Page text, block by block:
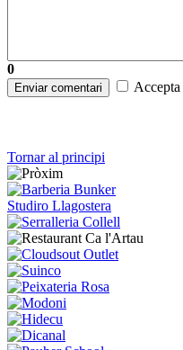
0
Enviar comentari Accepta
Tornar al principi